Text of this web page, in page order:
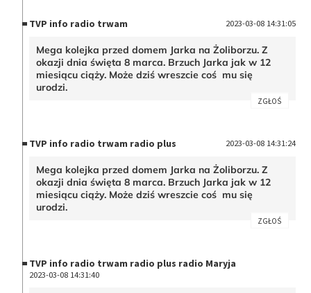
TVP info radio trwam 2023-03-08 14:31:05
Mega kolejka przed domem Jarka na Żoliborzu. Z
okazji dnia święta 8 marca. Brzuch Jarka jak w 12
miesiącu ciąży. Może dziś wreszcie coś mu się
urodzi.
ZGŁOŚ
TVP info radio trwam radio plus 2023-03-08 14:31:24
Mega kolejka przed domem Jarka na Żoliborzu. Z
okazji dnia święta 8 marca. Brzuch Jarka jak w 12
miesiącu ciąży. Może dziś wreszcie coś mu się
urodzi.
ZGŁOŚ
TVP info radio trwam radio plus radio Maryja
2023-03-08 14:31:40